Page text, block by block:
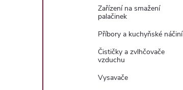
Zařízení na smažení
palačinek
Příbory a kuchyňské náčiní
Čističky a zvlhčovače
vzduchu
Vysavače